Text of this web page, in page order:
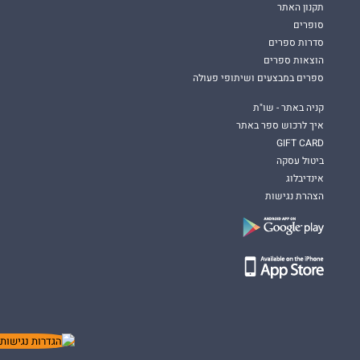
נאמנות, מתיחת גבולות והתייצבות מול פחדים.
תקנון האתר
סופרים
סדרות ספרים
הוצאות ספרים
ספרים במבצעים ושיתופי פעולה
קניה באתר - שו"ת
איך לרכוש ספר באתר
GIFT CARD
ביטול עסקה
אינדיבלוג
הצהרת נגישות